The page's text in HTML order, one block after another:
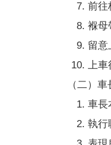
前往
褓母
留意
上車
（二）車
車長
執行